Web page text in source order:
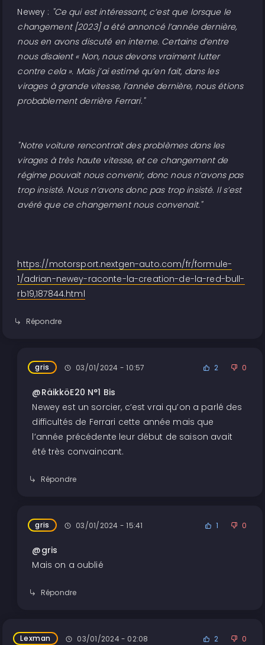
Newey : "Ce qui est intéressant, c’est que lorsque le
changement [2023] a été annoncé l’année dernière,
nous en avons discuté en interne. Certains d’entre
nous disaient « Non, nous devons vraiment lutter
contre cela ». Mais j’ai estimé qu’en fait, dans les
virages à grande vitesse, l’année dernière, nous étions
probablement derrière Ferrari."
"Notre voiture rencontrait des problèmes dans les
virages à très haute vitesse, et ce changement de
régime pouvait nous convenir, donc nous n’avons pas
trop insisté. Nous n’avons donc pas trop insisté. Il s’est
avéré que ce changement nous convenait."
https://motorsport.nextgen-auto.com/fr/formule-
1/adrian-newey-raconte-la-creation-de-la-red-bull-
rb19,187844.html
Répondre
gris 03/01/2024 - 10:57 2 0
@RäikköE20 N°1 Bis
Newey est un sorcier, c’est vrai qu’on a parlé des
difficultés de Ferrari cette année mais que
l’année précédente leur début de saison avait
été très convaincant.
Répondre
gris 03/01/2024 - 15:41 1 0
@gris
Mais on a oublié
Répondre
Lexman 03/01/2024 - 02:08 2 0